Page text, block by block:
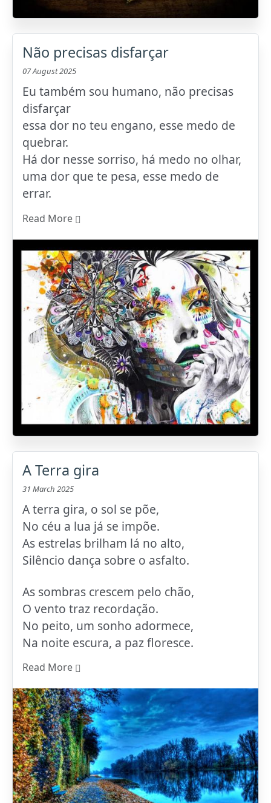
Não precisas disfarçar
07 August 2025
Eu também sou humano, não precisas
disfarçar
essa dor no teu engano, esse medo de
quebrar.
Há dor nesse sorriso, há medo no olhar,
uma dor que te pesa, esse medo de
errar.
Read More
A Terra gira
31 March 2025
A terra gira, o sol se põe,
No céu a lua já se impõe.
As estrelas brilham lá no alto,
Silêncio dança sobre o asfalto.
As sombras crescem pelo chão,
O vento traz recordação.
No peito, um sonho adormece,
Na noite escura, a paz floresce.
Read More